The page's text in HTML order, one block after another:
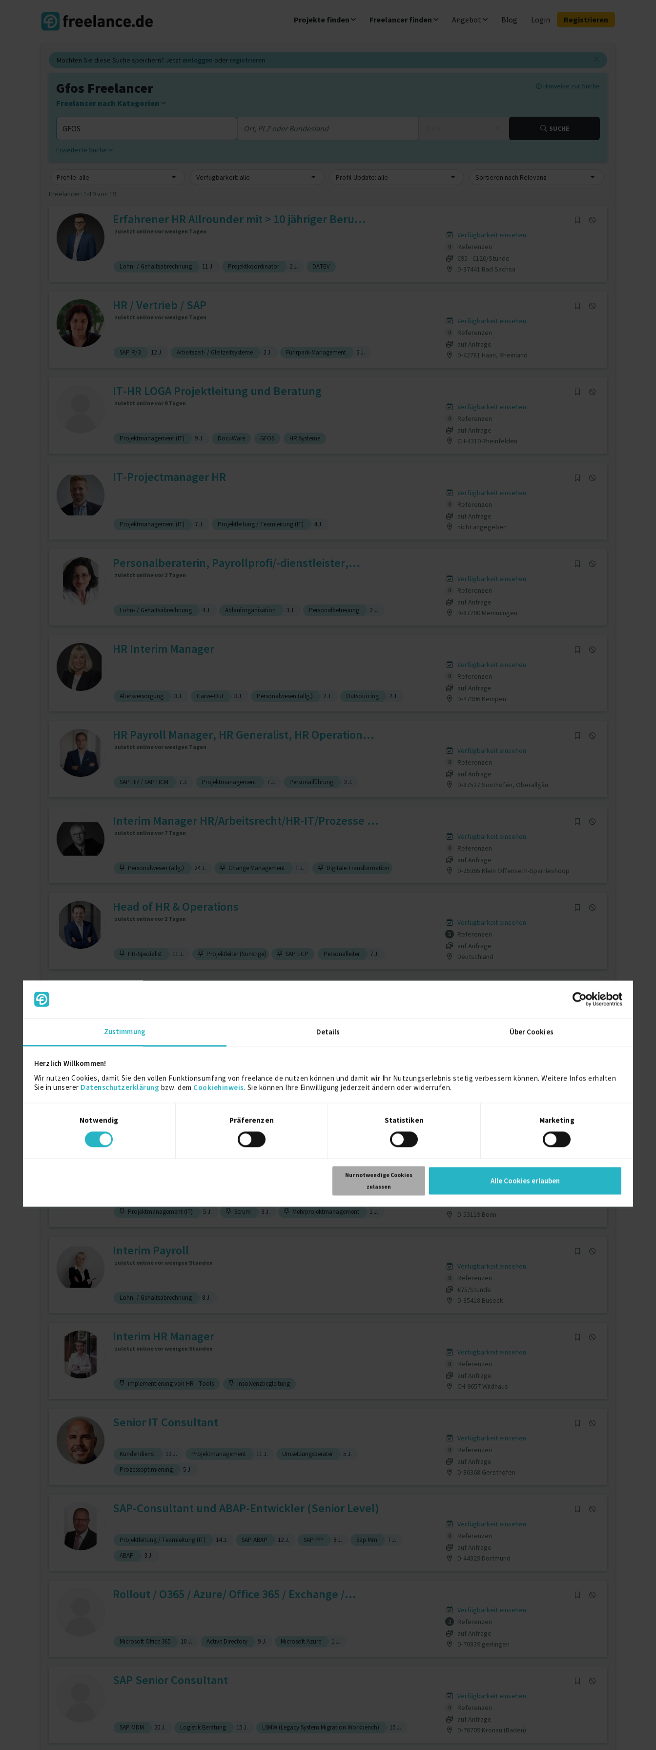
Zustimmung Details Über Cookies
Herzlich Willkommen!
Wir nutzen Cookies, damit Sie den vollen Funktionsumfang von freelance.de nutzen können und damit wir Ihr Nutzungserlebnis stetig verbessern können. Weitere Infos erhalten
Sie in unserer Datenschutzerklärung bzw. dem Cookiehinweis. Sie können Ihre Einwilligung jederzeit ändern oder widerrufen.
Notwendig
Präferenzen Statistiken Marketing
Nur notwendige Cookies
zulassen
Alle Cookies erlauben
Projekte finden Freelancer finden Angebot Blog Login Registrieren
Möchten Sie diese Suche speichern? Jetzt einloggen oder registrieren
Hinweise zur Suche
Gfos Freelancer
Freelancer nach Kategorien
SUCHE
Erweiterte Suche
Profile: alle Verfügbarkeit: alle Profil-Update: alle
Sortieren nach Relevanz
Freelancer: 1-19 von 19
Erfahrener HR Allrounder mit > 10 jähriger Beru...
zuletzt online vor wenigen Tagen
Lohn- / Gehaltsabrechnung 11 J. Projektkoordinator 2 J. DATEV
Verfügbarkeit einsehen
0
Referenzen
€95 - €120/Stunde
D-37441 Bad Sachsa
HR / Vertrieb / SAP
zuletzt online vor wenigen Tagen
SAP R/3 12 J. Arbeitszeit- / Gleitzeitsysteme 2 J. Fuhrpark-Management 2 J.
Verfügbarkeit einsehen
0
Referenzen
auf Anfrage
D-42781 Haan, Rheinland
IT-HR LOGA Projektleitung und Beratung
zuletzt online vor 9 Tagen
Projektmanagement (IT) 9 J. DocuWare GFOS HR Systeme
Verfügbarkeit einsehen
0
Referenzen
auf Anfrage
CH-4310 Rheinfelden
IT-Projectmanager HR
Projektmanagement (IT) 7 J. Projektleitung / Teamleitung (IT) 4 J.
Verfügbarkeit einsehen
0
Referenzen
auf Anfrage
nicht angegeben
Personalberaterin, Payrollprofi/-dienstleister,...
zuletzt online vor 2 Tagen
Lohn- / Gehaltsabrechnung 4 J. Ablauforganisation 3 J. Personalbetreuung 2 J.
Verfügbarkeit einsehen
0
Referenzen
auf Anfrage
D-87700 Memmingen
HR Interim Manager
Altersversorgung 3 J. Carve-Out 3 J. Personalwesen (allg.) 2 J. Outsourcing 2 J.
Verfügbarkeit einsehen
0
Referenzen
auf Anfrage
D-47906 Kempen
HR Payroll Manager, HR Generalist, HR Operation...
zuletzt online vor wenigen Tagen
SAP HR / SAP HCM 7 J. Projektmanagement 7 J. Personalführung 3 J.
Verfügbarkeit einsehen
0
Referenzen
auf Anfrage
D-87527 Sonthofen, Oberallgäu
Interim Manager HR/Arbeitsrecht/HR-IT/Prozesse ...
zuletzt online vor 7 Tagen
Personalwesen (allg.) 24 J. Change Management 1 J. Digitale Transformation
Verfügbarkeit einsehen
0
Referenzen
auf Anfrage
D-25365 Klein Offenseth-Sparrieshoop
Head of HR & Operations
zuletzt online vor 2 Tagen
HR-Spezialist 11 J. Projektleiter (Sonstige) SAP ECP Personalleiter 7 J.
Verfügbarkeit einsehen
5
Referenzen
auf Anfrage
Deutschland
HR Interim, Freiberufler, HR Generalist, Person...
Projektmanagement (IT) 5 J. Scrum 3 J. Mehrprojektmanagement 1 J.
Verfügbarkeit einsehen
D-53119 Bonn
Interim Payroll
zuletzt online vor wenigen Stunden
Lohn- / Gehaltsabrechnung 8 J.
Verfügbarkeit einsehen
0
Referenzen
€75/Stunde
D-35418 Buseck
Interim HR Manager
zuletzt online vor wenigen Stunden
implementierung von HR - Tools Insolvenzbegleitung
Verfügbarkeit einsehen
0
Referenzen
auf Anfrage
CH-9657 Wildhaus
Senior IT Consultant
Kundendienst 13 J. Projektmanagement 11 J. Umsetzungsberater
5 J.
Prozessoptimierung
5 J.
Verfügbarkeit einsehen
0
Referenzen
auf Anfrage
D-86368 Gersthofen
SAP-Consultant und ABAP-Entwickler (Senior Level)
Projektleitung / Teamleitung (IT) 14 J. SAP ABAP 12 J. SAP PP 8 J. Sap Mm
7 J.
ABAP
3 J.
Verfügbarkeit einsehen
0
Referenzen
auf Anfrage
D-44329 Dortmund
Rollout / O365 / Azure/ Office 365 / Exchange /...
Microsoft Office 365 10 J. Active Directory 9 J. Microsoft Azure 1 J.
Verfügbarkeit einsehen
2
Referenzen
auf Anfrage
D-70839 gerlingen
SAP Senior Consultant
SAP MDM 20 J. Logistik Beratung 15 J. LSMW (Legacy System Migration Workbench) 15 J.
Verfügbarkeit einsehen
0
Referenzen
auf Anfrage
D-76709 Kronau (Baden)